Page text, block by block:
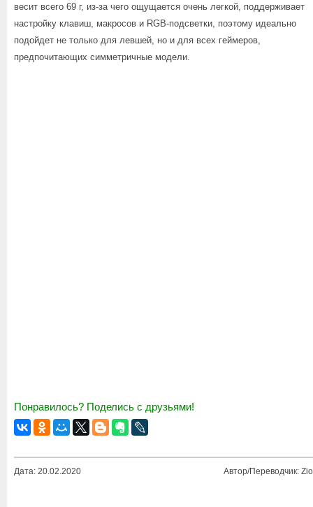
весит всего 69 г, из-за чего ощущается очень легкой, поддерживает
настройку клавиш, макросов и RGB-подсветки, поэтому идеально
подойдет не только для левшей, но и для всех геймеров,
предпочитающих симметричные модели.
Понравилось? Поделись с друзьями!
Дата: 20.02.2020 Автор/Переводчик: Zio